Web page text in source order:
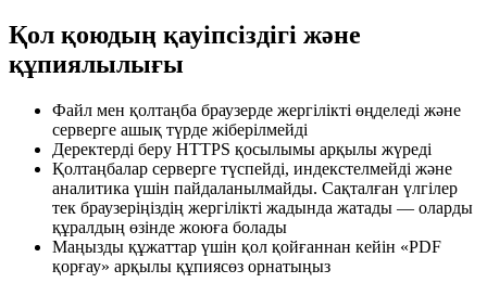
Қол қоюдың қауіпсіздігі және
құпиялылығы
Файл мен қолтаңба браузерде жергілікті өңделеді және
серверге ашық түрде жіберілмейді
Деректерді беру HTTPS қосылымы арқылы жүреді
Қолтаңбалар серверге түспейді, индекстелмейді және
аналитика үшін пайдаланылмайды. Сақталған үлгілер
тек браузеріңіздің жергілікті жадында жатады — оларды
құралдың өзінде жоюға болады
Маңызды құжаттар үшін қол қойғаннан кейін «PDF
қорғау» арқылы құпиясөз орнатыңыз